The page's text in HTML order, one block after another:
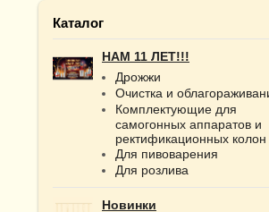
Каталог
НАМ 11 ЛЕТ!!!
Дрожжи
Очистка и
Комплектующие для
самогонных аппаратов и
ректификационных колон
Для пивоварения
Для розлива
Новинки